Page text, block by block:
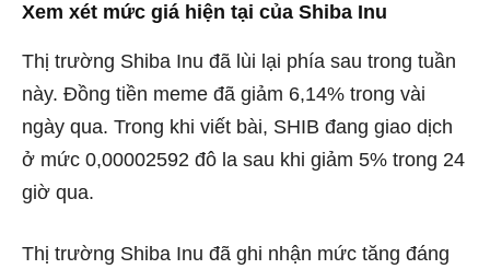
Xem xét mức giá hiện tại của Shiba Inu
Thị trường Shiba Inu đã lùi lại phía sau trong tuần
này. Đồng tiền meme đã giảm 6,14% trong vài
ngày qua. Trong khi viết bài, SHIB đang giao dịch
ở mức 0,00002592 đô la sau khi giảm 5% trong 24
giờ qua.
Thị trường Shiba Inu đã ghi nhận mức tăng đáng